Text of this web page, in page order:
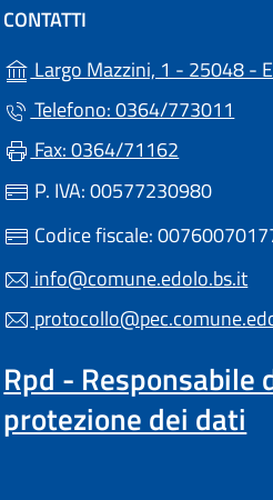
CONTATTI
Largo Mazzini, 1 - 25048 -
Telefono: 0364/773011
Fax: 0364/71162
P. IVA: 00577230980
Codice fiscale:
info@comune.edolo.bs.it
Rpd - Responsabile
protezione dei dati